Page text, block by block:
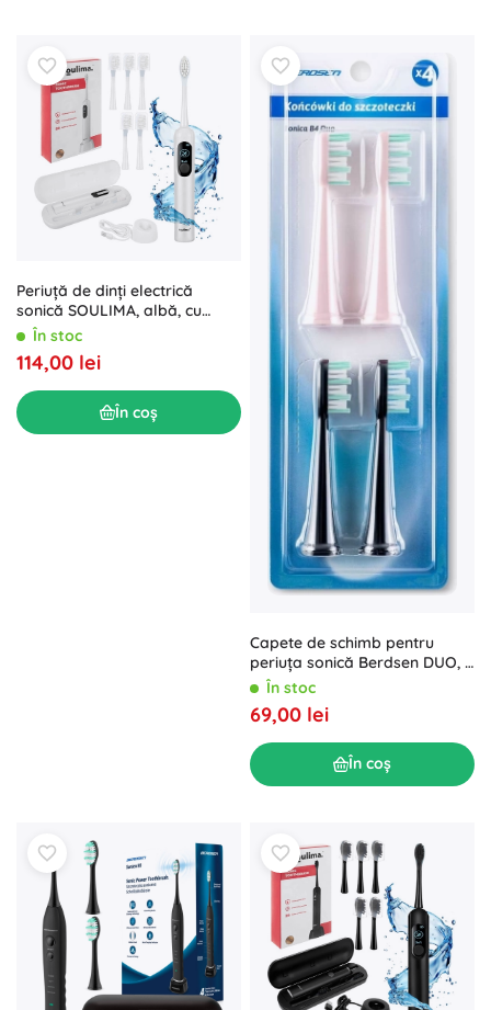
Periuță de dinți electrică
sonică SOULIMA, albă, cu
afișaj
În stoc
114,00 lei
În coș
Capete de schimb pentru
periuța sonică Berdsen DUO, 4
bucÎn stoc
69,00 lei
În coș